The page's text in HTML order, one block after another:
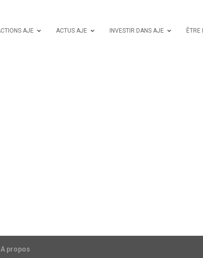
AJE ACTUS AJE INVESTIR DANS AJE ÊTRE
A propos